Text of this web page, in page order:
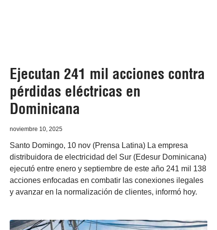
Ejecutan 241 mil acciones contra
pérdidas eléctricas en
Dominicana
noviembre 10, 2025
Santo Domingo, 10 nov (Prensa Latina) La empresa
distribuidora de electricidad del Sur (Edesur Dominicana)
ejecutó entre enero y septiembre de este año 241 mil 138
acciones enfocadas en combatir las conexiones ilegales
y avanzar en la normalización de clientes, informó hoy.